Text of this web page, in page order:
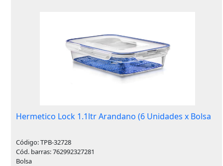
Hermetico Lock 1.1ltr Arandano (6 Unidades x Bolsa
Código: TPB-32728
Cód. barras: 762992327281
Bolsa